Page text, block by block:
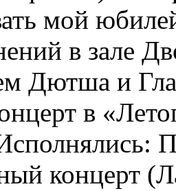
мой
в зале
Дютша и
в
концерт